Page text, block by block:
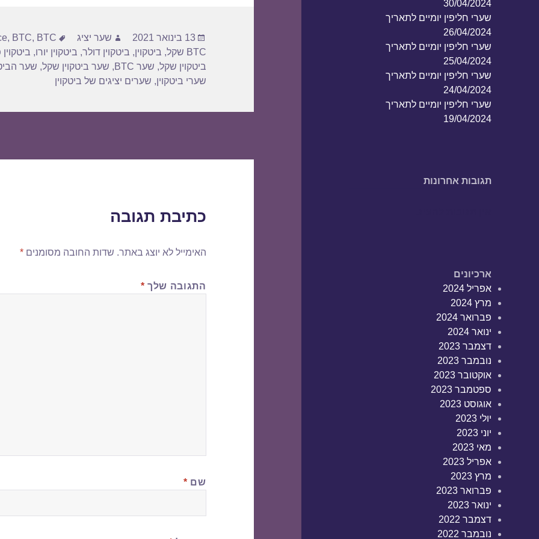
30/04/2024
שערי חליפין יומיים לתאריך
26/04/2024
שערי חליפין יומיים לתאריך
25/04/2024
שערי חליפין יומיים לתאריך
24/04/2024
שערי חליפין יומיים לתאריך
19/04/2024
תגובות אחרונות
ארכיונים
אפריל 2024
מרץ 2024
פברואר 2024
ינואר 2024
דצמבר 2023
נובמבר 2023
אוקטובר 2023
ספטמבר 2023
אוגוסט 2023
יולי 2023
יוני 2023
מאי 2023
אפריל 2023
מרץ 2023
פברואר 2023
ינואר 2023
דצמבר 2022
נובמבר 2022
פורסם
בתאריך
13 בינואר 2021 מחבר
שער יציג תגיות , BTC, BTC דולר
BTC שקל
, ביטקוין, ביטקוין דולר, ביטקוין יורו,
ביטקוין שקל, שער BTC , שער ביטקוין שקל, שער
שערי ביטקוין, שערים יציגים של ביטקוין
כתיבת תגובה
האימייל לא יוצג באתר. שדות החובה מסומנים*
התגובה שלך *
שם *